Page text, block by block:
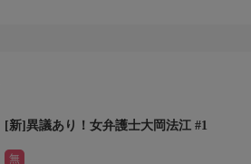
[新]異議あり！女弁護士大岡法江 #1
無